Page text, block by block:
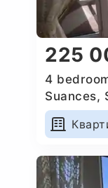
225
4
Suances,